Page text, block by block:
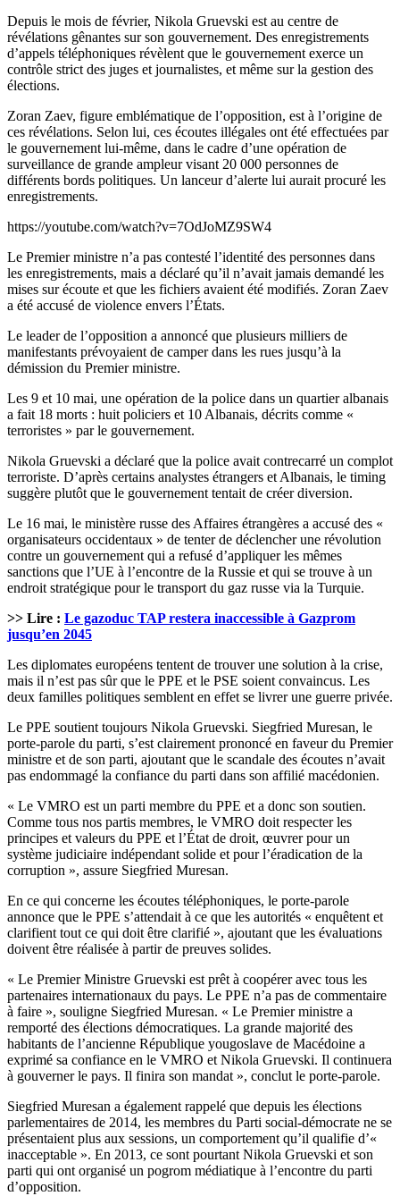
Depuis le mois de février, Nikola Gruevski est au centre de
révélations gênantes sur son gouvernement. Des enregistrements
d’appels téléphoniques révèlent que le gouvernement exerce un
contrôle strict des juges et journalistes, et même sur la gestion des
élections.
Zoran Zaev, figure emblématique de l’opposition, est à l’origine de
ces révélations. Selon lui, ces écoutes illégales ont été effectuées par
le gouvernement lui-même, dans le cadre d’une opération de
surveillance de grande ampleur visant 20 000 personnes de
différents bords politiques. Un lanceur d’alerte lui aurait procuré les
enregistrements.
https://youtube.com/watch?v=7OdJoMZ9SW4
Le Premier ministre n’a pas contesté l’identité des personnes dans
les enregistrements, mais a déclaré qu’il n’avait jamais demandé les
mises sur écoute et que les fichiers avaient été modifiés. Zoran Zaev
a été accusé de violence envers l’États.
Le leader de l’opposition a annoncé que plusieurs milliers de
manifestants prévoyaient de camper dans les rues jusqu’à la
démission du Premier ministre.
Les 9 et 10 mai, une opération de la police dans un quartier albanais
a fait 18 morts : huit policiers et 10 Albanais, décrits comme «
terroristes » par le gouvernement.
Nikola Gruevski a déclaré que la police avait contrecarré un complot
terroriste. D’après certains analystes étrangers et Albanais, le timing
suggère plutôt que le gouvernement tentait de créer diversion.
Le 16 mai, le ministère russe des Affaires étrangères a accusé des «
organisateurs occidentaux » de tenter de déclencher une révolution
contre un gouvernement qui a refusé d’appliquer les mêmes
sanctions que l’UE à l’encontre de la Russie et qui se trouve à un
endroit stratégique pour le transport du gaz russe via la Turquie.
>> Lire : Le gazoduc TAP restera inaccessible à Gazprom
jusqu’en 2045
Les diplomates européens tentent de trouver une solution à la crise,
mais il n’est pas sûr que le PPE et le PSE soient convaincus. Les
deux familles politiques semblent en effet se livrer une guerre privée.
Le PPE soutient toujours Nikola Gruevski. Siegfried Muresan, le
porte-parole du parti, s’est clairement prononcé en faveur du Premier
ministre et de son parti, ajoutant que le scandale des écoutes n’avait
pas endommagé la confiance du parti dans son affilié macédonien.
« Le VMRO est un parti membre du PPE et a donc son soutien.
Comme tous nos partis membres, le VMRO doit respecter les
principes et valeurs du PPE et l’État de droit, œuvrer pour un
système judiciaire indépendant solide et pour l’éradication de la
corruption », assure Siegfried Muresan.
En ce qui concerne les écoutes téléphoniques, le porte-parole
annonce que le PPE s’attendait à ce que les autorités « enquêtent et
clarifient tout ce qui doit être clarifié », ajoutant que les évaluations
doivent être réalisée à partir de preuves solides.
« Le Premier Ministre Gruevski est prêt à coopérer avec tous les
partenaires internationaux du pays. Le PPE n’a pas de commentaire
à faire », souligne Siegfried Muresan. « Le Premier ministre a
remporté des élections démocratiques. La grande majorité des
habitants de l’ancienne République yougoslave de Macédoine a
exprimé sa confiance en le VMRO et Nikola Gruevski. Il continuera
à gouverner le pays. Il finira son mandat », conclut le porte-parole.
Siegfried Muresan a également rappelé que depuis les élections
parlementaires de 2014, les membres du Parti social-démocrate ne se
présentaient plus aux sessions, un comportement qu’il qualifie d’«
inacceptable ». En 2013, ce sont pourtant Nikola Gruevski et son
parti qui ont organisé un pogrom médiatique à l’encontre du parti
d’opposition.